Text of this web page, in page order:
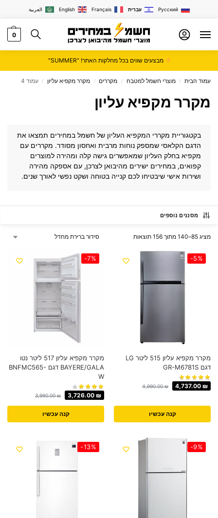
العربية English Français עִבְרִית Русский
0
מבצעים שווים בכל מחלקות האתר! "SUMMER"
עמוד הבית / מוצרי חשמל למטבח / מקררים / מקרר מקפיא עליון / עמוד 4
מקרר מקפיא עליון
בקטגוריית מקררי המקפיא העליון של חשמל במחירים תמצאו את
הדגם הקלאסי שמספק נוחות מרבית ואחסון מסודר. מקררים עם
מקפיא בחלק העליון שמאפשרים גישה קלה ומהירה למוצרים
קפואים, במחירים ישירים מהיבואן לצרכן, עם אספקה מהירה
ושירות אישי שיבטיחו לכם קנייה בטוחה ושקט נפשי לאורך שנים.
מסננים נוספים
מציג 85–140 מתוך 156 תוצאות
-5%
מקרר ‏מקפיא עליון 515 ‏ליטר LG
דגם GR-M6781S
4,990.00₪ 4,737.00 ₪
קנה עכשיו
-7%
מקרר מקפיא עליון 517 ליטר נטו
BAYERE/GALA דגם BNFMC565-
W
3,990.00₪ 3,726.00 ₪
קנה עכשיו
-9%
-13%